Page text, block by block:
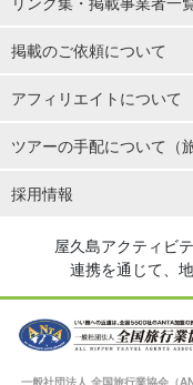
掲載のご依頼について
アフィリエイトについて
ツアーの手配について（
採用情報
屋久島アクティビ
連携を通じて、
一般社団法人 全国旅行業協会（